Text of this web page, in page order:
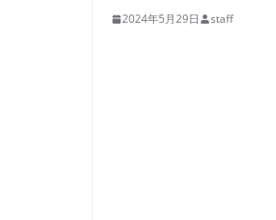
2024年5月29日 staff